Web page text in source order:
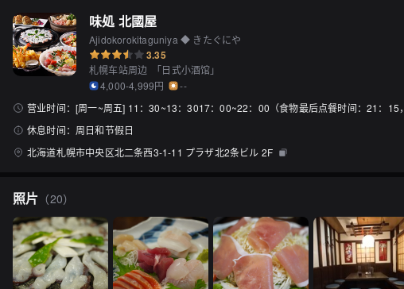
味処 北國屋
Ajidokorokitaguniya ◆ きたぐにや
3.35
札幌车站周边 「日式小酒馆」
4,000-4,999円
--
营业时间： [周一~周五] 11：30~13：3017：00~22：00（食物最后点餐时间：21：
休息时间： 周日和节假日
北海道札幌市中央区北二条西3-1-11 プラザ北2条ビル 2F
照片 （20）